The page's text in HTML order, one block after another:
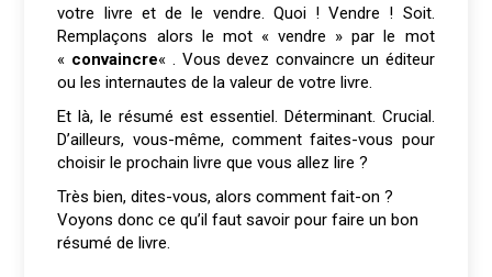
votre livre et de le vendre. Quoi ! Vendre ! Soit.
Remplaçons alors le mot « vendre » par le mot
« convaincre« . Vous devez convaincre un éditeur
ou les internautes de la valeur de votre livre.
Et là, le résumé est essentiel. Déterminant. Crucial.
D’ailleurs, vous-même, comment faites-vous pour
choisir le prochain livre que vous allez lire ?
Très bien, dites-vous, alors comment fait-on ?
Voyons donc ce qu’il faut savoir pour faire un bon
résumé de livre.